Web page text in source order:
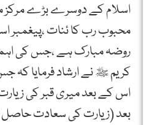
اسلام کے دوسرے بڑے مرکز
محبوب رب کا ئنات
روضہ مبارک ہے ،جس کی
کریم ﷺ نے ارشاد فرمایا
اس کے بعد میری قبر کی
بعد (زیارت کی سعادت حاصل